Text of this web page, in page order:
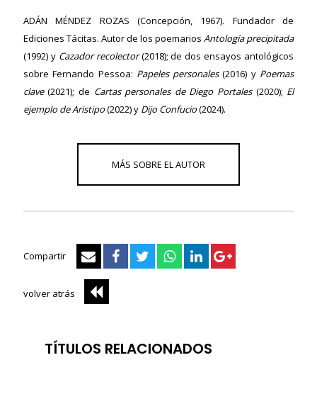
ADÁN MÉNDEZ ROZAS (Concepción, 1967). Fundador de
Ediciones Tácitas. Autor de los poemariosAntología precipitada
(1992) y Cazador recolector(2018); de dos ensayos antológicos
sobre Fernando Pessoa: Papeles personales(2016) y Poemas
clave(2021); de Cartas personales de Diego Portales(2020); El
ejemplo de Aristipo(2022) y Dijo Confucio(2024).
Compartir
volver atrás
TÍTULOS RELACIONADOS